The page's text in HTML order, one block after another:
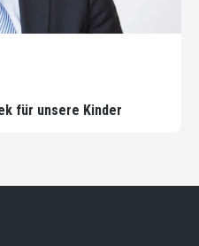
für unsere Kinder